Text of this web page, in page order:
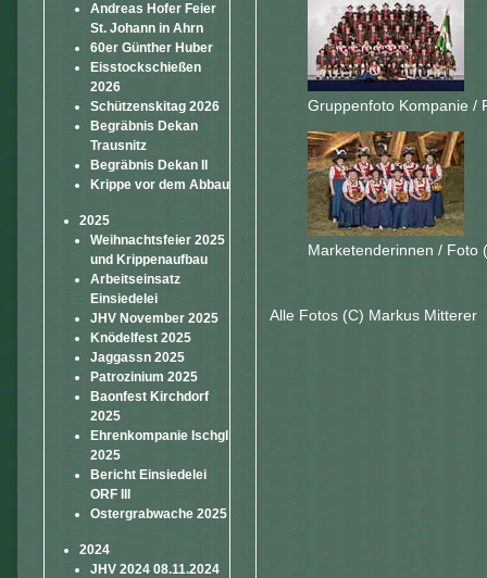
Andreas Hofer Feier
St. Johann in Ahrn
60er Günther Huber
Eisstockschießen
2026
Schützenskitag 2026
Begräbnis Dekan
Trausnitz
Begräbnis Dekan II
Krippe vor dem Abbau
2025
Weihnachtsfeier 2025
und Krippenaufbau
Arbeitseinsatz
Einsiedelei
JHV November 2025
Knödelfest 2025
Jaggassn 2025
Patrozinium 2025
Baonfest Kirchdorf
2025
Ehrenkompanie Ischgl
2025
Bericht Einsiedelei
ORF III
Ostergrabwache 2025
2024
JHV 2024 08.11.2024
Gruppenfoto Kompanie /
Marketenderinnen / Foto
Alle Fotos (C) Markus Mitterer